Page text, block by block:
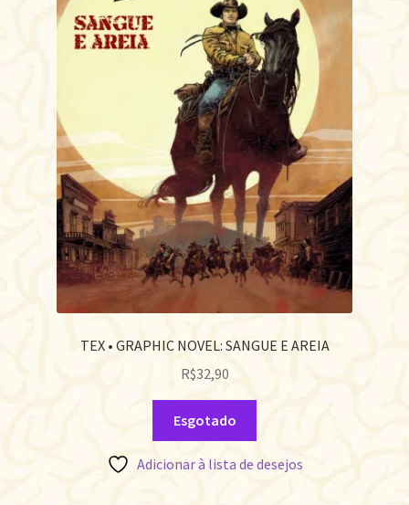
TEX • GRAPHIC NOVEL: SANGUE E AREIA
R$32,90
Esgotado
Adicionar à lista de desejos